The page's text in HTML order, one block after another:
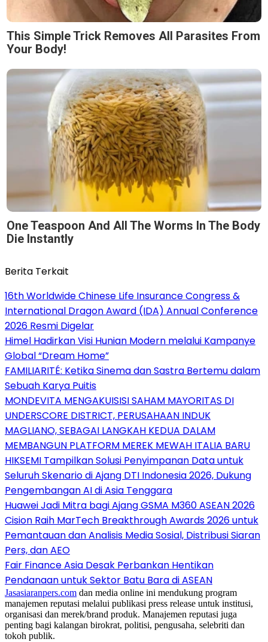
This Simple Trick Removes All Parasites From
Your Body!
One Teaspoon And All The Worms In The Body
Die Instantly
Berita Terkait
16th Worldwide Chinese Life Insurance Congress &
International Dragon Award (IDA) Annual Conference
2026 Resmi Digelar
Himel Hadirkan Visi Hunian Modern melalui Kampanye
Global “Dream Home”
FAMILIARITÉ: Ketika Sinema dan Sastra Bertemu dalam
Sebuah Karya Puitis
MONDEVITA MENGAKUISISI SAHAM MAYORITAS DI
UNDERSCORE DISTRICT, PERUSAHAAN INDUK
MAGLIANO, SEBAGAI LANGKAH KEDUA DALAM
MEMBANGUN PLATFORM MEREK MEWAH ITALIA BARU
HIKSEMI Tampilkan Solusi Penyimpanan Data untuk
Seluruh Skenario di Ajang DTI Indonesia 2026, Dukung
Pengembangan AI di Asia Tenggara
Huawei Jadi Mitra bagi Ajang GSMA M360 ASEAN 2026
Cision Raih MarTech Breakthrough Awards 2026 untuk
Pemantauan dan Analisis Media Sosial, Distribusi Siaran
Pers, dan AEO
Fair Finance Asia Desak Perbankan Hentikan
Pendanaan untuk Sektor Batu Bara di ASEAN
Jasasiaranpers.com dan media online ini mendukung program
manajemen reputasi melalui publikasi press release untuk institusi,
organisasi dan merek/brand produk. Manajemen reputasi juga
penting bagi kalangan birokrat, politisi, pengusaha, selebriti dan
tokoh publik.